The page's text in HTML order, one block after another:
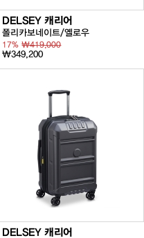
DELSEY 캐리어
폴리카보네이트/옐로우
17%₩419,000
₩349,200
DELSEY 캐리어